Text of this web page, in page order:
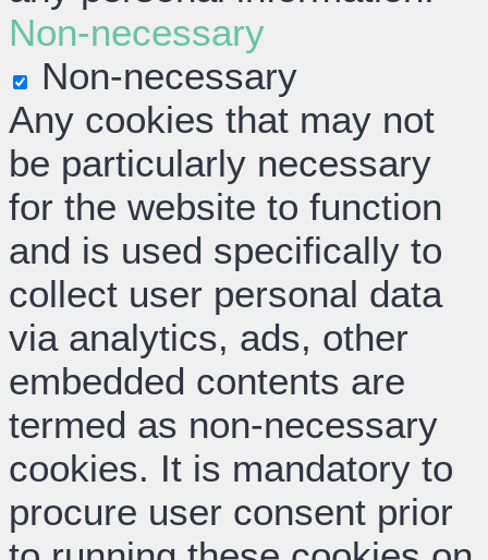
Non-necessary
Non-necessary
Any cookies that may not
be particularly necessary
for the website to function
and is used specifically to
collect user personal data
via analytics, ads, other
embedded contents are
termed as non-necessary
cookies. It is mandatory to
procure user consent prior